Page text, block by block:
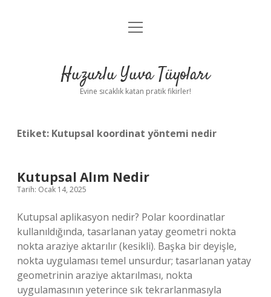
Anasayfa
Yasal Uyarı
menüyü
Huzurlu Yuva Tüyoları
Evine sıcaklık katan pratik fikirler!
Etiket: Kutupsal koordinat yöntemi nedir
Kutupsal Alım Nedir
Tarih: Ocak 14, 2025
Kutupsal aplikasyon nedir? Polar koordinatlar
kullanıldığında, tasarlanan yatay geometri nokta
nokta araziye aktarılır (kesikli). Başka bir deyişle,
nokta uygulaması temel unsurdur; tasarlanan yatay
geometrinin araziye aktarılması, nokta
uygulamasının yeterince sık tekrarlanmasıyla